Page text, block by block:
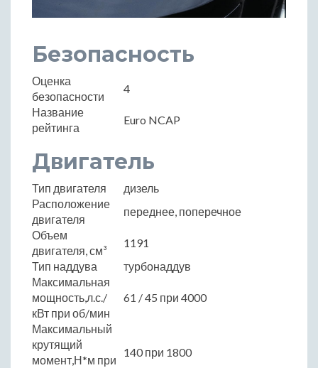
Безопасность
Оценка
безопасности
4
Название
рейтинга
Euro NCAP
Двигатель
Тип двигателя
дизель
Расположение
двигателя
переднее, поперечное
Объем
двигателя, см³
1191
Тип наддува
турбонаддув
Максимальная
мощность,л.с./
кВт при об/мин
61 / 45 при 4000
Максимальный
крутящий
момент,Н*м при
140 при 1800